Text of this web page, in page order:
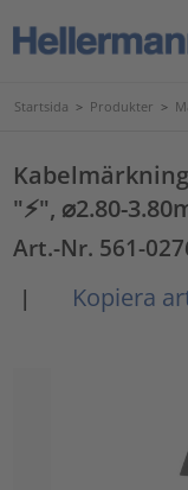
Startsida > Produkter >
"⚡", ⌀2.80-
Art.-Nr. 561-
|
Kopiera